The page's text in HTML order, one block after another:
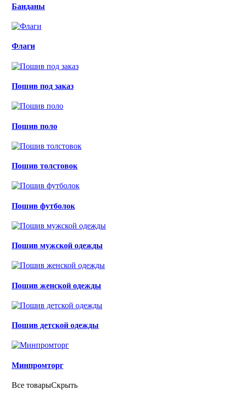
Банданы
Флаги
Пошив под заказ
Пошив поло
Пошив толстовок
Пошив футболок
Пошив мужской одежды
Пошив женской одежды
Пошив детской одежды
Минпромторг
Все товарыСкрыть